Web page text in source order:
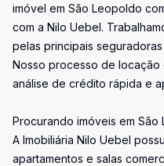
imóvel em São Leopoldo
com a Nilo Uebel.
pelas principais
Nosso processo de locação
análise de crédito rápida e
Procurando imóveis em São
A Imobiliária Nilo Uebel
apartamentos e salas